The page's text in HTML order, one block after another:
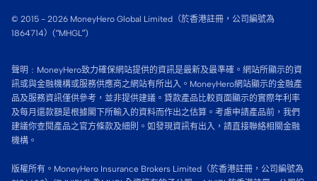
© 2015 - 2026 MoneyHero Global Limited（於香港註冊，公司編號為
1864714）(“MHGL”)
聲明﹕MoneyHero致力確保網站提供的資訊是最新及最準確。網站所顯示的資
訊或與金融機構或服務供應商之網站有所出入。MoneyHero網站顯示的金融產
品及服務資訊僅供參考，並非提供建議。貸款產品比較頁面顯示的實際年利率
及每月還款額是根據閣下所輸入的資料而作出之估算。考慮申請產品前，我們
建議你查閱產品之官方條款及細則。如發現資訊有出入，請直接聯絡相關金融
機構。
版權所有。MoneyHero Insurance Brokers Limited（於香港註冊，公司編號為